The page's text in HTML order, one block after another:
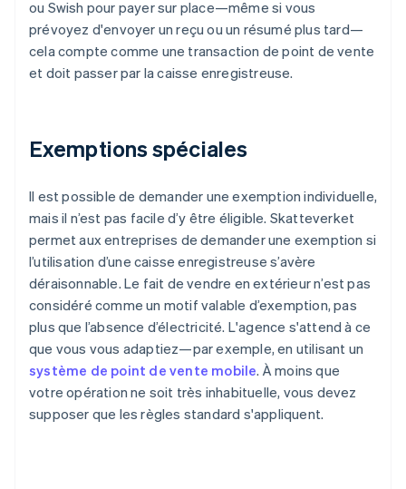
ou Swish pour payer sur place—même si vous
prévoyez d'envoyer un reçu ou un résumé plus tard—
cela compte comme une transaction de point de vente
et doit passer par la caisse enregistreuse.
Exemptions spéciales
Il est possible de demander une exemption individuelle,
mais il n’est pas facile d’y être éligible. Skatteverket
permet aux entreprises de demander une exemption si
l’utilisation d’une caisse enregistreuse s’avère
déraisonnable. Le fait de vendre en extérieur n’est pas
considéré comme un motif valable d’exemption, pas
plus que l’absence d’électricité. L'agence s'attend à ce
que vous vous adaptiez—par exemple, en utilisant un
système de point de vente mobile. À moins que
votre opération ne soit très inhabituelle, vous devez
supposer que les règles standard s'appliquent.